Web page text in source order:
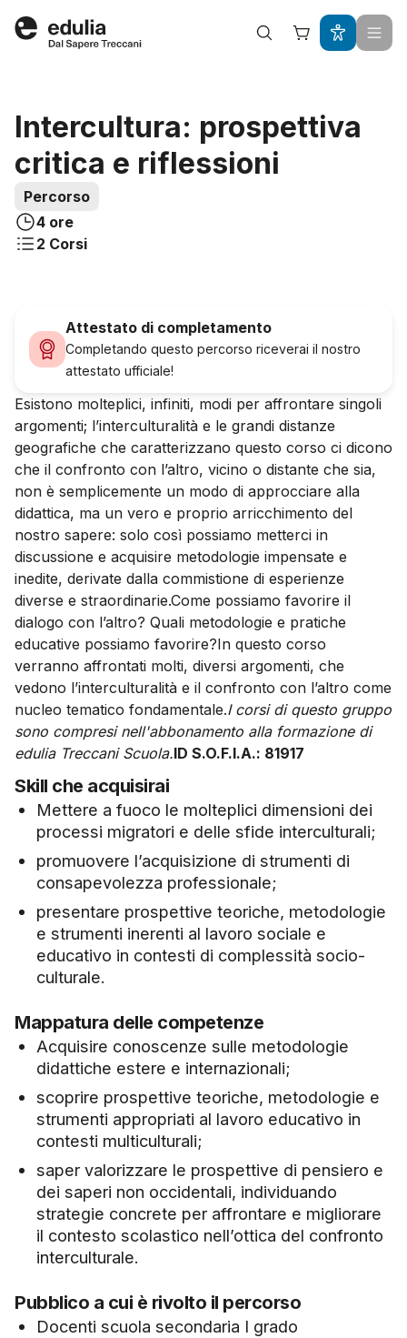
EduliaAcquista questo percorso a
Intercultura: prospettiva
critica e riflessioni
Percorso
4 ore
2 Corsi
Attestato di completamento
Completando questo percorso riceverai il nostro
attestato ufficiale!
Esistono molteplici, infiniti, modi per affrontare singoli
argomenti; l’interculturalità e le grandi distanze
geografiche che caratterizzano questo corso ci dicono
che il confronto con l’altro, vicino o distante che sia,
non è semplicemente un modo di approcciare alla
didattica, ma un vero e proprio arricchimento del
nostro sapere: solo così possiamo metterci in
discussione e acquisire metodologie impensate e
inedite, derivate dalla commistione di esperienze
diverse e straordinarie.Come possiamo favorire il
dialogo con l’altro? Quali metodologie e pratiche
educative possiamo favorire?In questo corso
verranno affrontati molti, diversi argomenti, che
vedono l’interculturalità e il confronto con l’altro come
nucleo tematico fondamentale.I corsi di questo gruppo
sono compresi nell'abbonamento alla formazione di
edulia Treccani Scuola.ID S.O.F.I.A.: 81917
Skill che acquisirai
Mettere a fuoco le molteplici dimensioni dei
processi migratori e delle sfide interculturali;
promuovere l’acquisizione di strumenti di
consapevolezza professionale;
presentare prospettive teoriche, metodologie
e strumenti inerenti al lavoro sociale e
educativo in contesti di complessità socio-
culturale.
Mappatura delle competenze
Acquisire conoscenze sulle metodologie
didattiche estere e internazionali;
scoprire prospettive teoriche, metodologie e
strumenti appropriati al lavoro educativo in
contesti multiculturali;
saper valorizzare le prospettive di pensiero e
dei saperi non occidentali, individuando
strategie concrete per affrontare e migliorare
il contesto scolastico nell’ottica del confronto
interculturale.
Pubblico a cui è rivolto il percorso
Docenti scuola secondaria I grado